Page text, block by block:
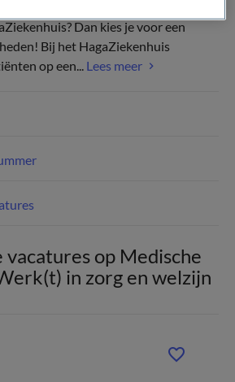
Dan kies je voor een
Bij het HagaZiekenhuis
op een... Lees meer
op Medische
in zorg en welzijn